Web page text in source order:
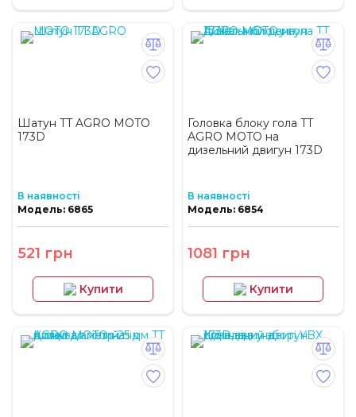
Шатун TT AGRO MOTO
173D
В наявності
Модель: 6865
521 грн
Купити
Головка блоку гола TT
AGRO MOTO на
дизельний двигун 173D
В наявності
Модель: 6854
1081 грн
Купити